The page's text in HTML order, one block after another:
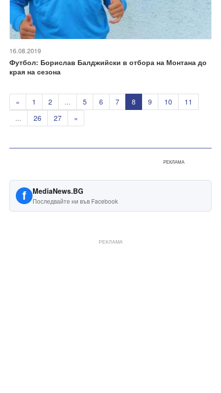
16.08.2019
Футбол: Борислав Балджийски в отбора на Монтана до
края на сезона
« 1 2 ... 5 6 7 8 9 10
11
...
26 27 »
РЕКЛАМА
f MediaNews.BG
Последвайте ни във Facebook
РЕКЛАМА